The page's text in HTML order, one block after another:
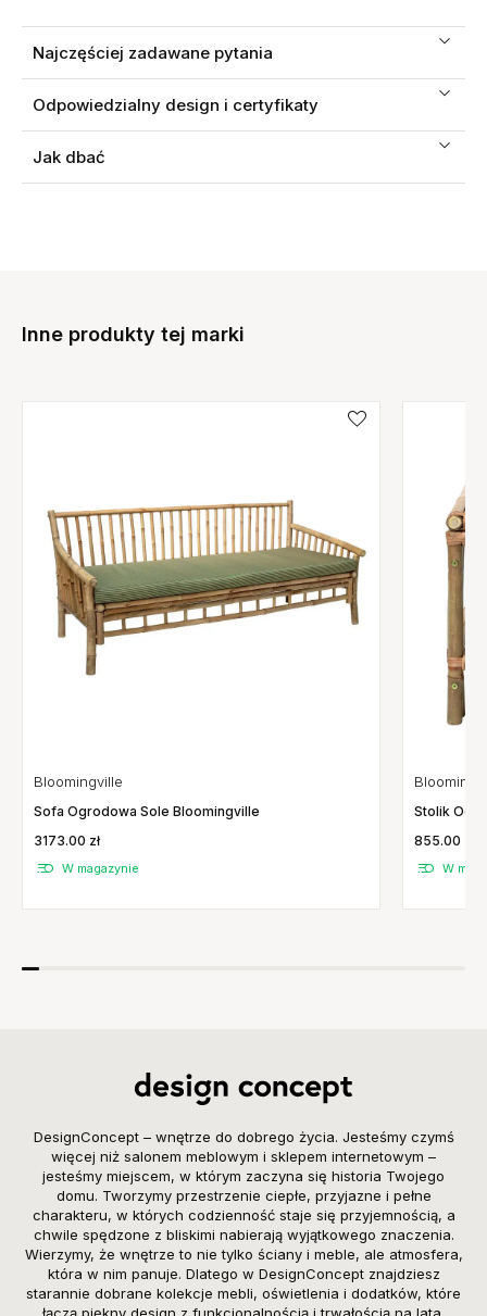
Najczęściej zadawane pytania
Odpowiedzialny design i certyfikaty
Jak dbać
Inne produkty tej marki
Bloomingville
Sofa Ogrodowa Sole Bloomingville
3173.00 zł
W magazynie
Stolik
855.00 zł
W
DesignConcept – wnętrze do dobrego życia. Jesteśmy czymś
więcej niż salonem meblowym i sklepem internetowym –
jesteśmy miejscem, w którym zaczyna się historia Twojego
domu. Tworzymy przestrzenie ciepłe, przyjazne i pełne
charakteru, w których codzienność staje się przyjemnością, a
chwile spędzone z bliskimi nabierają wyjątkowego znaczenia.
Wierzymy, że wnętrze to nie tylko ściany i meble, ale atmosfera,
która w nim panuje. Dlatego w DesignConcept znajdziesz
starannie dobrane kolekcje mebli, oświetlenia i dodatków, które